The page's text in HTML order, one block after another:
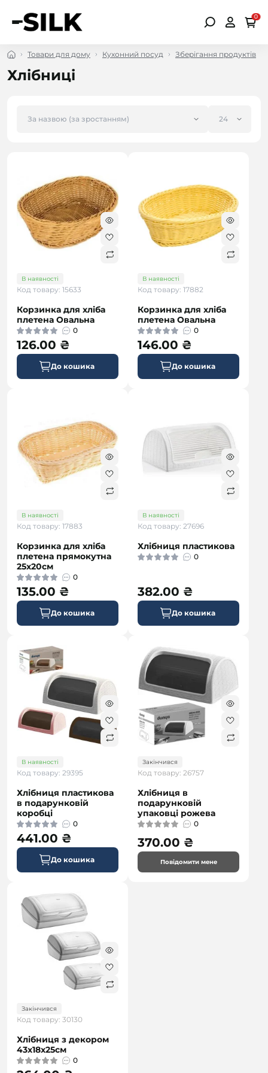
0
Товари для дому Кухонний посуд Зберігання продуктів
Хлібниці
В наявності
Код товару: 15633
Корзинка для хліба
плетена Овальна
0
126.00 ₴
До кошика
В наявності
Код товару: 17882
Корзинка для хліба
плетена Овальна
0
146.00 ₴
До кошика
В наявності
Код товару: 17883
Корзинка для хліба
плетена прямокутна
25х20см
0
135.00 ₴
До кошика
В наявності
Код товару: 27696
Хлібниця пластикова
0
382.00 ₴
До кошика
В наявності
Код товару: 29395
Хлібниця пластикова
в подарунковій
коробці
0
441.00 ₴
До кошика
Закінчився
Код товару: 26757
Хлібниця в
подарунковій
упаковці рожева
0
370.00 ₴
Повідомити мене
Закінчився
Код товару: 30130
Хлібниця з декором
43х18х25см
0